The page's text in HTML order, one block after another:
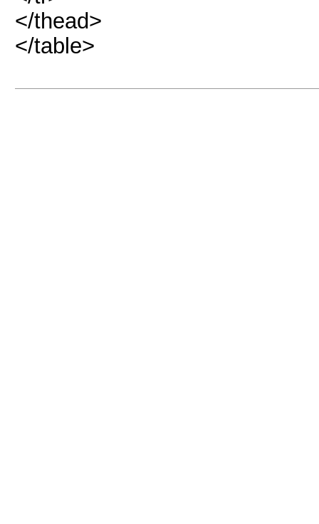
</thead>
</table>